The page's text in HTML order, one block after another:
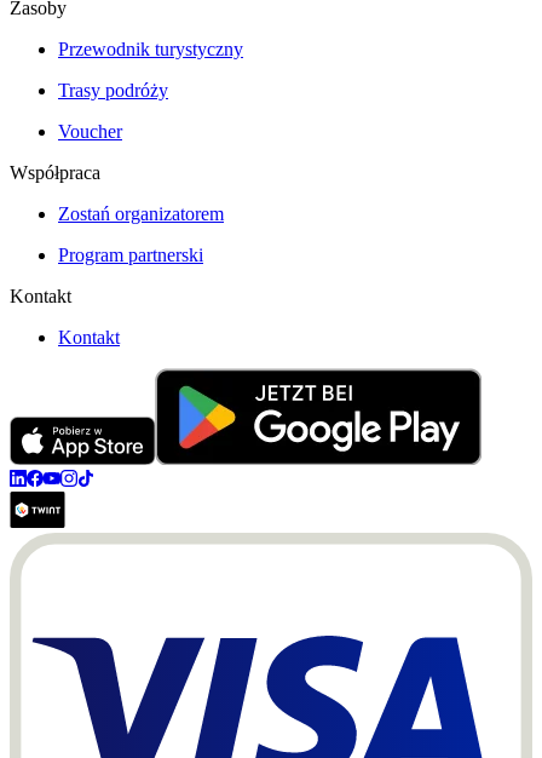
Zasoby
Przewodnik turystyczny
Trasy podróży
Voucher
Współpraca
Zostań organizatorem
Program partnerski
Kontakt
Kontakt